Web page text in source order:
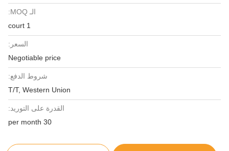
الـ MOQ:
السعر:
Negotiable price
شروط الدفع:
T/T, Western Union
القدرة على التوريد:
30 per month